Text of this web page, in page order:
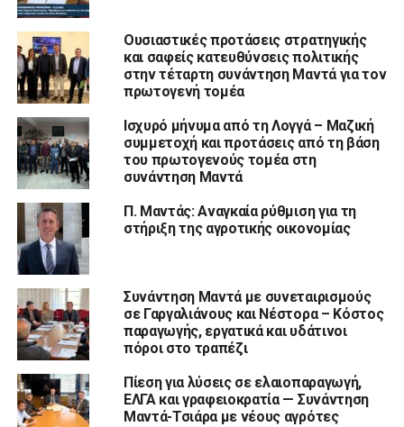
Ουσιαστικές προτάσεις στρατηγικής
και σαφείς κατευθύνσεις πολιτικής
στην τέταρτη συνάντηση Μαντά για τον
πρωτογενή τομέα
Ισχυρό μήνυμα από τη Λογγά – Μαζική
συμμετοχή και προτάσεις από τη βάση
του πρωτογενούς τομέα στη
συνάντηση Μαντά
Π. Μαντάς: Αναγκαία ρύθμιση για τη
στήριξη της αγροτικής οικονομίας
Συνάντηση Μαντά με συνεταιρισμούς
σε Γαργαλιάνους και Νέστορα – Κόστος
παραγωγής, εργατικά και υδάτινοι
πόροι στο τραπέζι
Πίεση για λύσεις σε ελαιοπαραγωγή,
ΕΛΓΑ και γραφειοκρατία — Συνάντηση
Μαντά-Τσιάρα με νέους αγρότες